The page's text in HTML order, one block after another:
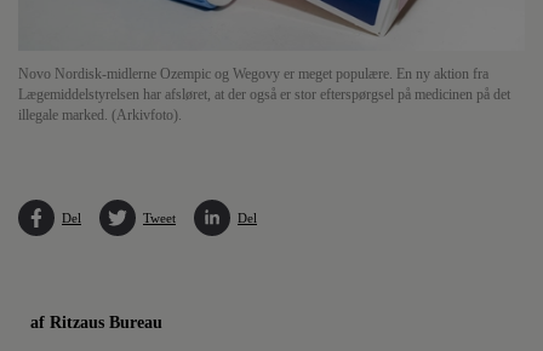
Novo Nordisk-midlerne Ozempic og Wegovy er meget populære. En ny aktion fra
Lægemiddelstyrelsen har afsløret, at der også er stor efterspørgsel på medicinen på det
illegale marked. (Arkivfoto).
Del Tweet Del
af Ritzaus Bureau